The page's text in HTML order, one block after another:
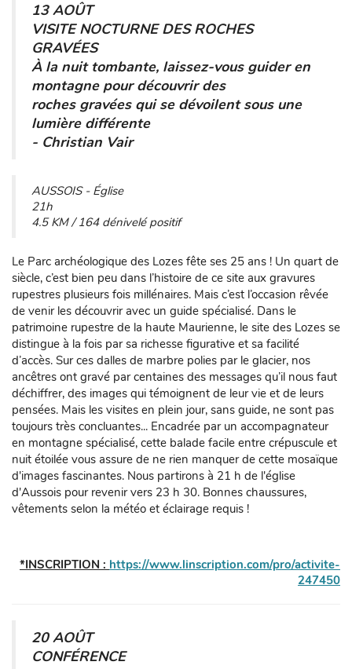
13 AOÛT
VISITE NOCTURNE DES ROCHES
GRAVÉES
À la nuit tombante, laissez-vous guider en
montagne pour découvrir des
roches gravées qui se dévoilent sous une
lumière différente
- Christian Vair
AUSSOIS - Église
21h
4.5 KM / 164 dénivelé positif
Le Parc archéologique des Lozes fête ses 25 ans ! Un quart de
siècle, c’est bien peu dans l’histoire de ce site aux gravures
rupestres plusieurs fois millénaires. Mais c’est l’occasion rêvée
de venir les découvrir avec un guide spécialisé. Dans le
patrimoine rupestre de la haute Maurienne, le site des Lozes se
distingue à la fois par sa richesse figurative et sa facilité
d’accès. Sur ces dalles de marbre polies par le glacier, nos
ancêtres ont gravé par centaines des messages qu’il nous faut
déchiffrer, des images qui témoignent de leur vie et de leurs
pensées. Mais les visites en plein jour, sans guide, ne sont pas
toujours très concluantes... Encadrée par un accompagnateur
en montagne spécialisé, cette balade facile entre crépuscule et
nuit étoilée vous assure de ne rien manquer de cette mosaïque
d'images fascinantes. Nous partirons à 21 h de l'église
d'Aussois pour revenir vers 23 h 30. Bonnes chaussures,
vêtements selon la météo et éclairage requis !
*INSCRIPTION : https://www.linscription.com/pro/activite-
247450
20 AOÛT
CONFÉRENCE